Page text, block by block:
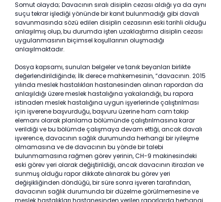
Somut olayda; Davacının sıralı disiplin cezası aldığı ya da aynı
suçu tekrar işlediği yönünde bir kanıt bulunmadığı gibi davalı
savunmasında sözü edilen disiplin cezasının eski tarihli olduğu
anlaşılmış olup, bu durumda işten uzaklaştırma disiplin cezası
uygulanmasının biçimsel koşullarının oluşmadığı
anlaşılmaktadır.
Dosya kapsamı, sunulan belgeler ve tanık beyanları birlikte
değerlendirildiğinde; İlk derece mahkemesinin, “davacının. 2015
yılında meslek hastalıkları hastanesinden alınan rapordan da
anlaşıldığı üzere meslek hastalığına yakalandığı, bu rapora
istinaden meslek hastalığına uygun işyerlerinde çalıştırılması
için işverene başvurduğu, başvuru üzerine ham cam takip
elemanı olarak planlama bölümünde çalıştırılmasına karar
verildiği ve bu bölümde çalışmaya devam ettiği, ancak davalı
işverence, davacının sağlık durumunda herhangi bir iyileşme
olmamasına ve de davacının bu yönde bir talebi
bulunmamasına rağmen görev yerinin, CH-9 makinesindeki
eski görev yeri olarak değiştirildiği, ancak davacının itirazları ve
sunmuş olduğu rapor dikkate alınarak bu görev yeri
değişikliğinden döndüğü, bir süre sonra işveren tarafından,
davacının sağlık durumunda bir düzelme görülmemesine ve
meslek hastalıkları hastanesinden verilen raporlarda herhangi